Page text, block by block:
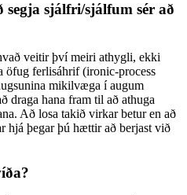
sjálfri/sjálfum sér að
veitir því meiri athygli, ekki
ferlisáhrif (ironic-process
mikilvæga í augum
draga hana fram til að athuga
Að losa takið virkar betur en að
hjá þegar þú hættir að berjast við